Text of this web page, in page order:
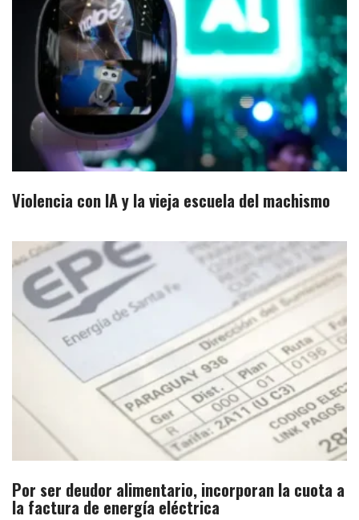
Violencia con IA y la vieja escuela del machismo
Por ser deudor alimentario, incorporan la cuota a
la factura de energía eléctrica